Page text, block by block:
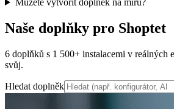
Můžete vytvořit doplněk na míru?
Naše doplňky pro Shoptet
6 doplňků s 1 500+ instalacemi v reálných
svůj.
Hledat doplněk